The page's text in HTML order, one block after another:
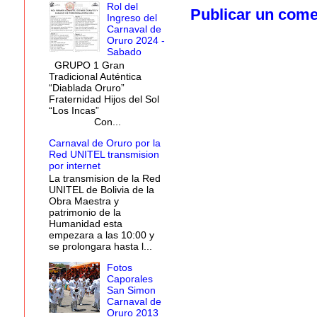
Publicar un
Rol del
Ingreso del
Carnaval de
Oruro 2024 -
Sabado
GRUPO 1 Gran
Tradicional Auténtica
“Diablada Oruro”
Fraternidad Hijos del Sol
“Los Incas”
Con...
Carnaval de Oruro por la
Red UNITEL transmision
por internet
La transmision de la Red
UNITEL de Bolivia de la
Obra Maestra y
patrimonio de la
Humanidad esta
empezara a las 10:00 y
se prolongara hasta l...
Fotos
Caporales
San Simon
Carnaval de
Oruro 2013